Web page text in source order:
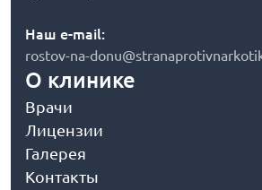
Наш e-mail:
rostov-na-
О клинике
Врачи
Лицензии
Галерея
Контакты